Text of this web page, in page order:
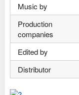
Music by
Production
companies
Edited by
Distributor